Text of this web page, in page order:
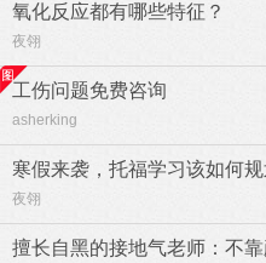
氧化反应都有哪些特征？
夜翎
工伤问题免费咨询
asherking
寒假来袭，托福学习该如何规
夜翎
擅长自黑的接地气老师：不